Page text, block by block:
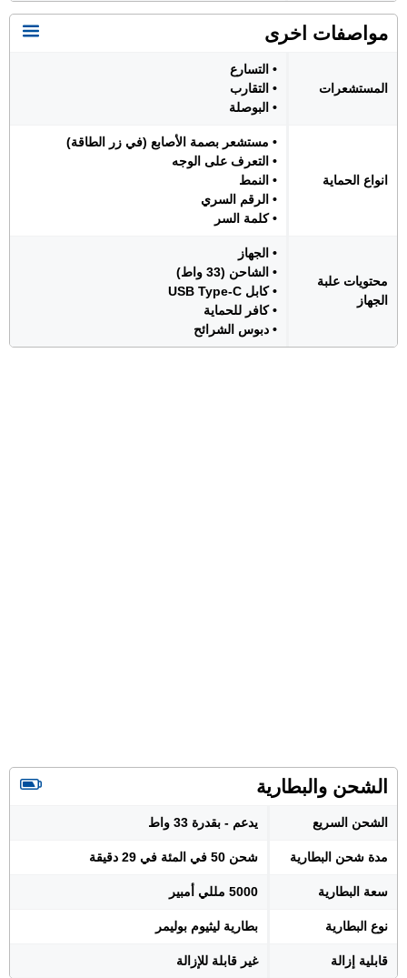
مواصفات اخرى
المستشعرات
• التسارع
• التقارب
• البوصلة
انواع الحماية
• مستشعر بصمة الأصابع (في زر الطاقة)
• التعرف على الوجه
• النمط
• الرقم السري
• كلمة السر
محتويات علبة
الجهاز
• الجهاز
• الشاحن (33 واط)
• كابل USB Type-C
• كافر للحماية
• دبوس الشرائح
الشحن والبطارية
الشحن السريع يدعم - بقدرة 33 واط
مدة شحن البطارية شحن 50 في المئة في 29 دقيقة
سعة البطارية 5000 مللي أمبير
نوع البطارية بطارية ليثيوم بوليمر
قابلية إزالة غير قابلة للإزالة